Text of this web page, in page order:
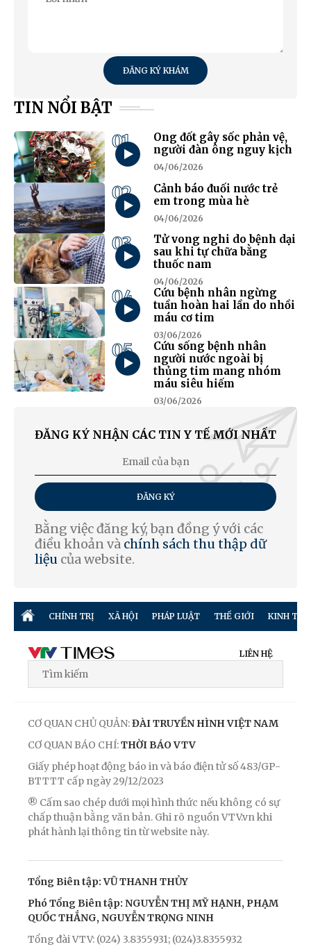
ĐĂNG KÝ KHÁM
TIN NỔI BẬT
01
Ong đốt gây sốc phản vệ,
người đàn ông nguy kịch
04/06/2026
02
Cảnh báo đuối nước trẻ
em trong mùa hè
04/06/2026
03
Tử vong nghi do bệnh dại
sau khi tự chữa bằng
thuốc nam
04/06/2026
04
Cứu bệnh nhân ngừng
tuần hoàn hai lần do nhồi
máu cơ tim
03/06/2026
05
Cứu sống bệnh nhân
người nước ngoài bị
thủng tim mang nhóm
máu siêu hiếm
03/06/2026
ĐĂNG KÝ NHẬN CÁC TIN Y TẾ MỚI NHẤT
ĐĂNG KÝ
Bằng việc đăng ký, bạn đồng ý với các
điều khoản và chính sách thu thập dữ
liệu của website.
CHÍNH TRỊ XÃ HỘI PHÁP LUẬT THẾ GIỚI KINH TẾ
LIÊN HỆ
CƠ QUAN CHỦ QUẢN:ĐÀI TRUYỀN HÌNH VIỆT NAM
CƠ QUAN BÁO CHÍ:THỜI BÁO VTV
Giấy phép hoạt động báo in và báo điện tử số 483/GP-
BTTTT cấp ngày 29/12/2023
® Cấm sao chép dưới mọi hình thức nếu không có sự
chấp thuận bằng văn bản. Ghi rõ nguồn VTV.vn khi
phát hành lại thông tin từ website này.
Tổng Biên tập: VŨ THANH THỦY
Phó Tổng Biên tập: NGUYỄN THỊ MỸ HẠNH, PHẠM
QUỐC THẮNG, NGUYỄN TRỌNG NINH
Tổng đài VTV: (024) 3.8355931; (024)3.8355932